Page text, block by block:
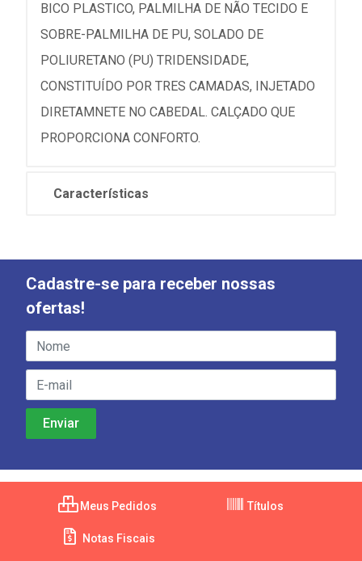
BICO PLASTICO, PALMILHA DE NÃO TECIDO E
SOBRE-PALMILHA DE PU, SOLADO DE
POLIURETANO (PU) TRIDENSIDADE,
CONSTITUÍDO POR TRES CAMADAS, INJETADO
DIRETAMNETE NO CABEDAL. CALÇADO QUE
PROPORCIONA CONFORTO.
Características
Cadastre-se para receber nossas
ofertas!
Meus Pedidos Títulos
Notas Fiscais